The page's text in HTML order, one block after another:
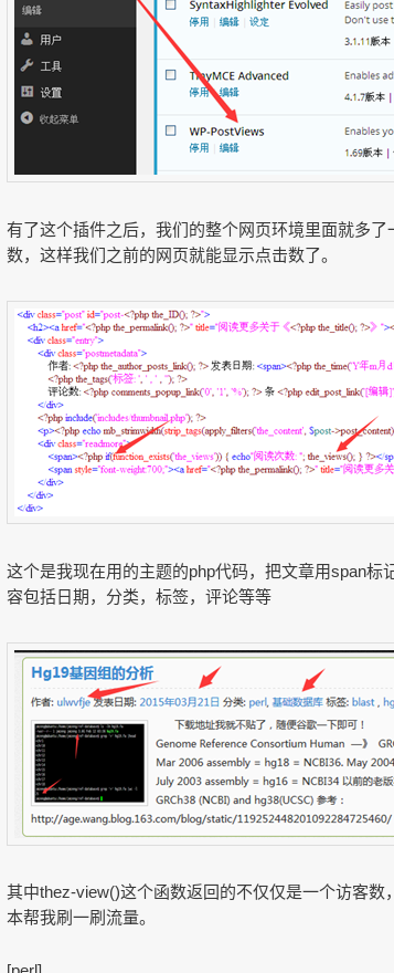
有了这个插件之后，我们的整个网页环境里面就多
数，这样我们之前的网页就能显示点击数了。
这个是我现在用的主题的php代码，把文章用span
容包括日期，分类，标签，评论等等
其中thez-view()这个函数返回的不仅仅是一个访客
本帮我刷一刷流量。